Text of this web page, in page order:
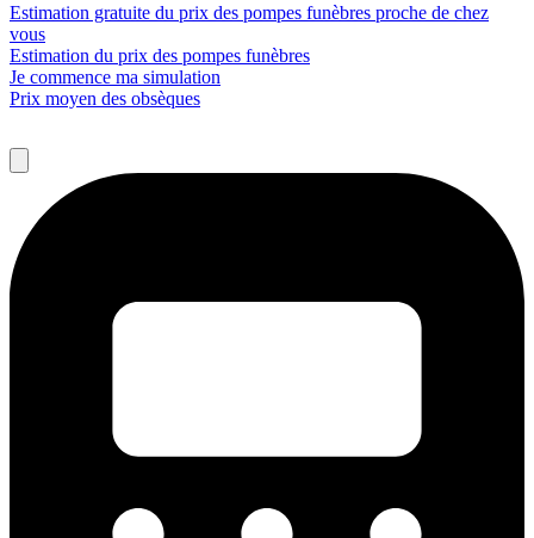
Estimation gratuite du prix des pompes funèbres proche de chez
vous
Estimation du prix des pompes funèbres
Je commence ma simulation
Prix moyen des obsèques